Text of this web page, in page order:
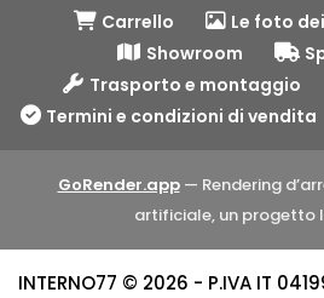
Carrello
Le foto
Showroom
Trasporto e montaggio
Termini e condizioni di vendita
GoRender.app— Rendering
artificiale, un progetto
INTERNO77 © 2026 - P.IVA IT